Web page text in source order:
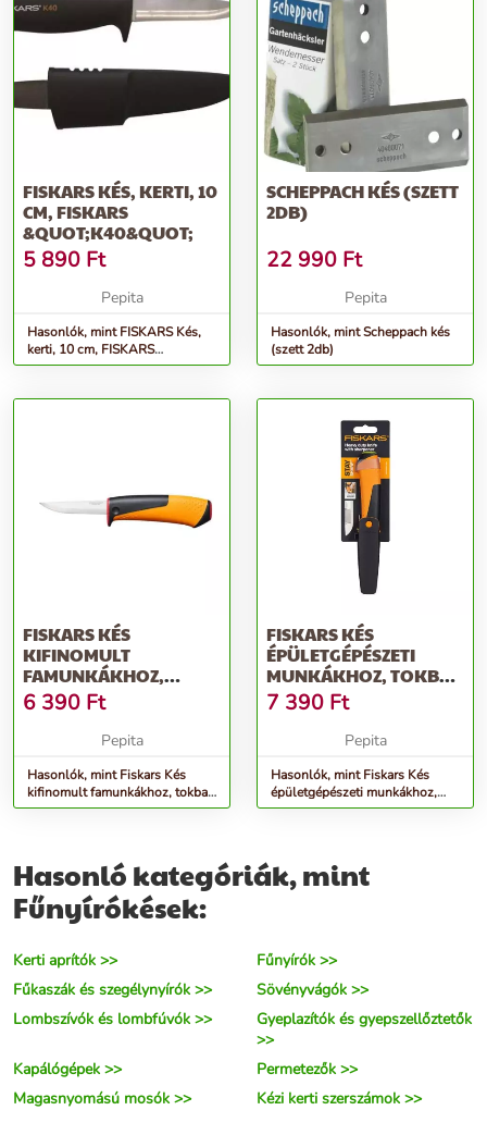
FISKARS KÉS, KERTI, 10
CM, FISKARS
&QUOT;K40&QUOT;
5 890 Ft
Pepita
Hasonlók, mint FISKARS Kés,
kerti, 10 cm, FISKARS
&quot;K40&quot;
SCHEPPACH KÉS (SZETT
2DB)
22 990 Ft
Pepita
Hasonlók, mint Scheppach kés
(szett 2db)
FISKARS KÉS
KIFINOMULT
FAMUNKÁKHOZ,
TOKBA ÉPÍTETT
ÉLEZŐVEL
6 390 Ft
Pepita
Hasonlók, mint Fiskars Kés
kifinomult famunkákhoz, tokba
épített élezővel
FISKARS KÉS
ÉPÜLETGÉPÉSZETI
MUNKÁKHOZ, TOKBA
ÉPÍTETT ÉLEZŐVEL
7 390 Ft
Pepita
Hasonlók, mint Fiskars Kés
épületgépészeti munkákhoz,
tokba épített élezővel
Hasonló kategóriák, mint
Fűnyírókések:
Kerti aprítók >>
Fűnyírók >>
Fűkaszák és szegélynyírók >>
Sövényvágók >>
Lombszívók és lombfúvók >>
Gyeplazítók és gyepszellőztetők
>>
Kapálógépek >>
Permetezők >>
Magasnyomású mosók >>
Kézi kerti szerszámok >>